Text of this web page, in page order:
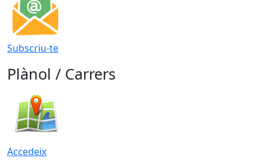
Subscriu-te
Plànol / Carrers
Accedeix